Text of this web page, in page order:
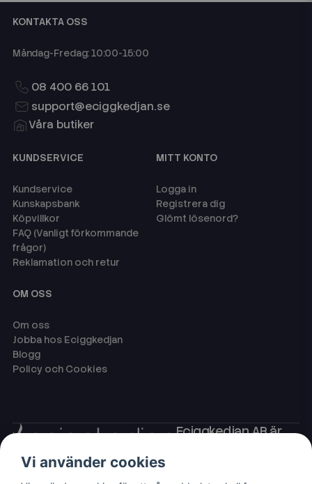
KONTAKTA OSS
Måndag-Fredag: 10:00-15:00
08 400 66 101
support@eciggkedjan.se
Våra butiker
KUNDSERVICE
Kundservice
Kunskapsbank
Köpvillkor
FAQ (Vanligt förkommande
frågor)
Reklamation och retur
MITT KONTO
Logga in
Registrera dig
Glömt lösenord?
OM OSS
Om oss
Jobba hos Eciggkedjan
Blogg
Policy och Cookies
Eciggkedjan AB är
som engångsvape,
Vi använder cookies